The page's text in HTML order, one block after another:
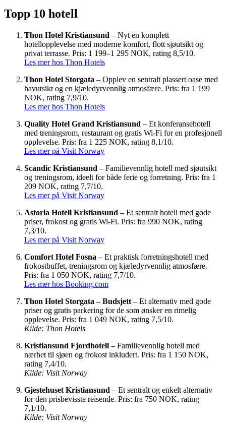
Topp 10 hotell
Thon Hotel Kristiansund – Nyt en komplett
hotellopplevelse med moderne komfort, flott sjøutsikt og
privat terrasse. Pris: 1 199–1 295 NOK, rating 8,5/10.
Les mer hos Thon Hotels
Thon Hotel Storgata – Opplev en sentralt plassert oase med
havutsikt og en kjæledyrvennlig atmosfære. Pris: fra 1 199
NOK, rating 7,9/10.
Les mer hos Thon Hotels
Quality Hotel Grand Kristiansund – Et konferansehotell
med treningsrom, restaurant og gratis Wi-Fi for en profesjonell
opplevelse. Pris: fra 1 225 NOK, rating 8,1/10.
Les mer på Visit Norway
Scandic Kristiansund – Familievennlig hotell med sjøutsikt
og treningsrom, ideelt for både ferie og forretning. Pris: fra 1
209 NOK, rating 7,7/10.
Les mer på Visit Norway
Astoria Hotell Kristiansund – Et sentralt hotell med gode
priser, frokost og gratis Wi-Fi. Pris: fra 990 NOK, rating
7,3/10.
Les mer på Visit Norway
Comfort Hotel Fosna – Et praktisk forretningshotell med
frokostbuffet, treningsrom og kjæledyrvennlig atmosfære.
Pris: fra 1 050 NOK, rating 7,7/10.
Les mer hos Booking.com
Thon Hotel Storgata – Budsjett – Et alternativ med gode
priser og gratis parkering for de som ønsker en rimelig
opplevelse. Pris: fra 1 049 NOK, rating 7,5/10.
Kilde: Thon Hotels
Kristiansund Fjordhotell – Familievennlig hotell med
nærhet til sjøen og frokost inkludert. Pris: fra 1 150 NOK,
rating 7,4/10.
Kilde: Visit Norway
Gjestehuset Kristiansund – Et sentralt og enkelt alternativ
for den prisbevisste reisende. Pris: fra 750 NOK, rating
7,1/10.
Kilde: Visit Norway